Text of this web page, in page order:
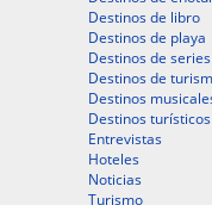
Destinos de libro
Destinos de playa
Destinos de series
Destinos de
Destinos
Destinos turísticos
Entrevistas
Hoteles
Noticias
Turismo